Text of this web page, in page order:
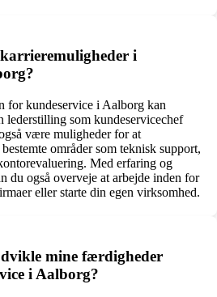
i
for kundeservice i Aalborg kan
lederstilling som kundeservicechef
være muligheder for at
områder som teknisk support,
Med erfaring og
du også overveje at arbejde inden for
eller starte din egen virksomhed.
mine færdigheder
i Aalborg?